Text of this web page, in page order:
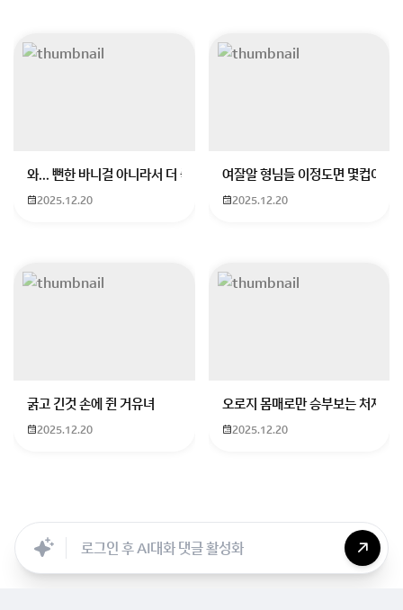
와... 뻔한 바니걸 아니라서 더 좋음
2025.12.20
여잘알 형님들 이정도면 몇컵이에
2025.12.20
굵고 긴것 손에 쥔 거유녀
2025.12.20
오로지 몸매로만 승부보는 처자
2025.12.20